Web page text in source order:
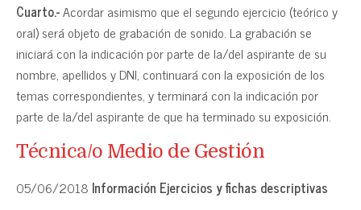
Cuarto.-Acordar asimismo que el segundo ejercicio (teórico y
oral) será objeto de grabación de sonido. La grabación se
iniciará con la indicación por parte de la/del aspirante de su
nombre, apellidos y DNI, continuará con la exposición de los
temas correspondientes, y terminará con la indicación por
parte de la/del aspirante de que ha terminado su exposición.
Técnica/o Medio de Gestión
05/06/2018 Información Ejercicios y fichas descriptivas